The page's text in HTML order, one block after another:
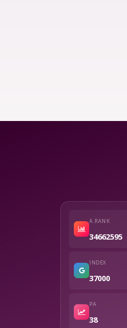
A.RANK
34662595
INDEX
37000
PA
38